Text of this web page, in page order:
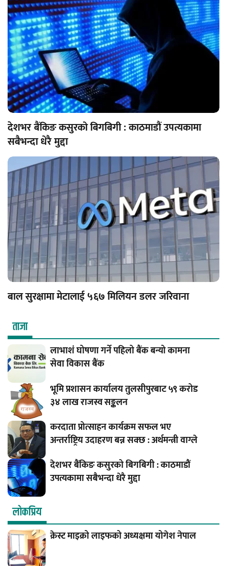
देशभर बैंकिङ कसुरको बिगबिगी : काठमाडौं उपत्यकामा
सबैभन्दा धेरै मुद्दा
बाल सुरक्षामा मेटालाई ५६७ मिलियन डलर जरिवाना
ताजा
लाभाशं घोषणा गर्ने पहिलो बैंक बन्यो कामना
सेवा विकास बैंक
भूमि प्रशासन कार्यालय तुलसीपुरबाट ५९ करोड
३४ लाख राजस्व सङ्कलन
करदाता प्रोत्साहन कार्यक्रम सफल भए
अन्तर्राष्ट्रिय उदाहरण बन्न सक्छ : अर्थमन्त्री वाग्ले
देशभर बैंकिङ कसुरको बिगबिगी : काठमाडौं
उपत्यकामा सबैभन्दा धेरै मुद्दा
लाेकप्रिय
क्रेस्ट माइक्रो लाइफको अध्यक्षमा योगेश नेपाल